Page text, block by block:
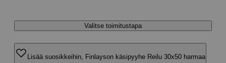
Valitse toimitustapa
Lisää suosikkeihin, Finlayson käsipyyhe Reilu 30x50 harmaa